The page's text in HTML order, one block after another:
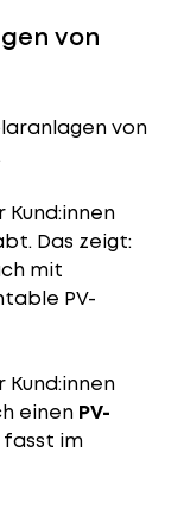
von
von
Das zeigt:
mit
PV-
Kund:innen
einen PV-
fasst im